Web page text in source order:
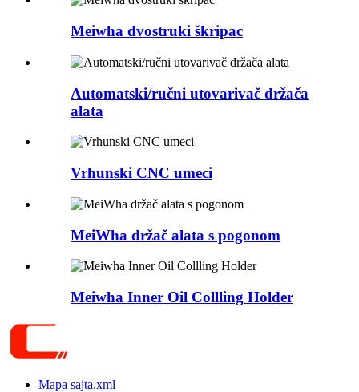
Meiwha dvostruki škripac
Automatski/ručni utovarivač držača
alata
Vrhunski CNC umeci
MeiWha držač alata s pogonom
Meiwha Inner Oil Collling Holder
Mapa sajta.xml